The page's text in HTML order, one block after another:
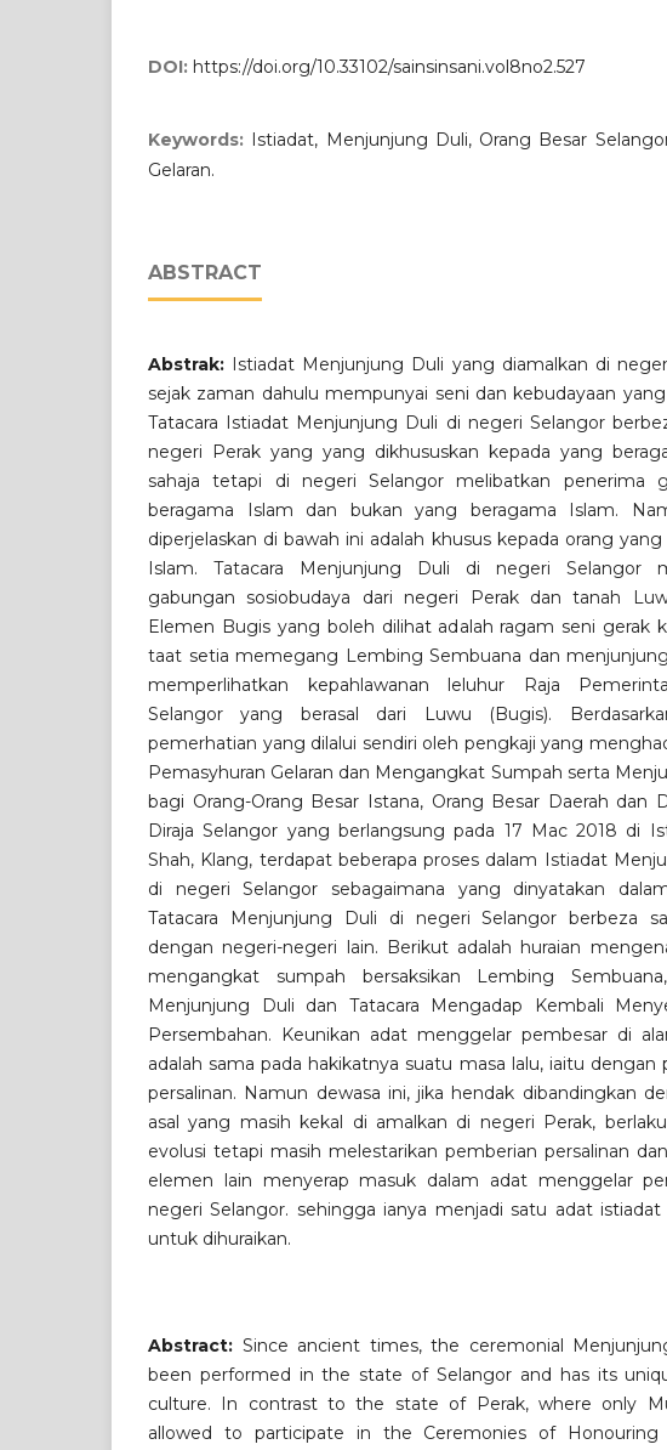
DOI: https://doi.org/10.33102/sainsinsani.vol8no2.527
Keywords: Istiadat, Menjunjung Duli, Orang Besar
Gelaran.
ABSTRACT
Abstrak: Istiadat Menjunjung Duli yang diamalkan di
sejak zaman dahulu mempunyai seni dan kebudayaan
Tatacara Istiadat Menjunjung Duli di negeri Selangor
negeri Perak yang yang dikhususkan kepada yang
sahaja tetapi di negeri Selangor melibatkan penerima
beragama Islam dan bukan yang beragama Islam.
diperjelaskan di bawah ini adalah khusus kepada orang
Islam. Tatacara Menjunjung Duli di negeri Selangor
gabungan sosiobudaya dari negeri Perak dan tanah
Elemen Bugis yang boleh dilihat adalah ragam seni gerak
taat setia memegang Lembing Sembuana dan
memperlihatkan kepahlawanan leluhur Raja
Selangor yang berasal dari Luwu (Bugis).
pemerhatian yang dilalui sendiri oleh pengkaji yang
Pemasyhuran Gelaran dan Mengangkat Sumpah serta
bagi Orang-Orang Besar Istana, Orang Besar Daerah dan
Diraja Selangor yang berlangsung pada 17 Mac 2018 di
Shah, Klang, terdapat beberapa proses dalam Istiadat
di negeri Selangor sebagaimana yang dinyatakan
Tatacara Menjunjung Duli di negeri Selangor berbeza
dengan negeri-negeri lain. Berikut adalah huraian
mengangkat sumpah bersaksikan Lembing
Menjunjung Duli dan Tatacara Mengadap Kembali
Persembahan. Keunikan adat menggelar pembesar di
adalah sama pada hakikatnya suatu masa lalu, iaitu dengan
persalinan. Namun dewasa ini, jika hendak dibandingkan
asal yang masih kekal di amalkan di negeri Perak,
evolusi tetapi masih melestarikan pemberian persalinan
elemen lain menyerap masuk dalam adat menggelar
negeri Selangor. sehingga ianya menjadi satu adat
untuk dihuraikan.
Abstract: Since ancient times, the ceremonial
been performed in the state of Selangor and has its
culture. In contrast to the state of Perak, where only
allowed to participate in the Ceremonies of